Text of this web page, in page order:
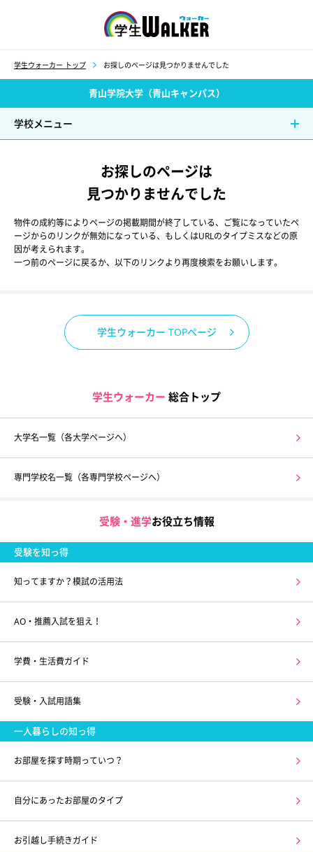
学生ウォーカー トップ お探しのページは見つかりませんでした
青山学院大学（青山キャンパス）
学校メニュー
お探しのページは
見つかりませんでした
物件の成約等によりページの掲載期間が終了している、ご覧になっていたペ
ージからのリンクが無効になっている、もしくはURLのタイプミスなどの原
因が考えられます。
一つ前のページに戻るか、以下のリンクより再度検索をお願いします。
学生ウォーカー TOPページ
学生ウォーカー 総合トップ
大学名一覧（各大学ページへ）
専門学校名一覧（各専門学校ページへ）
受験・進学お役立ち情報
受験を知っ得
知ってますか？模試の活用法
AO・推薦入試を狙え！
学費・生活費ガイド
受験・入試用語集
一人暮らしの知っ得
お部屋を探す時期っていつ？
自分にあったお部屋のタイプ
お引越し手続きガイド